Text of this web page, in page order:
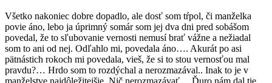
Všetko nakoniec dobre dopadlo, ale dosť som tŕpol, či manželka
povie áno, lebo ja úprimný somár som jej dva dni pred sobášom
povedal, že to sľubovanie vernosti nemusí brať vážne a nežiadal
som to ani od nej. Odľahlo mi, povedala áno…. Akurát po asi
pätnástich rokoch mi povedala, vieš, že si to stou vernosťou mal
pravdu?… Hrdo som to rozdýchal a nerozmazával.. Inak to je v
manželstve najdôležitejšie. Nič nerozmazávať… Ďuro nám dal tie